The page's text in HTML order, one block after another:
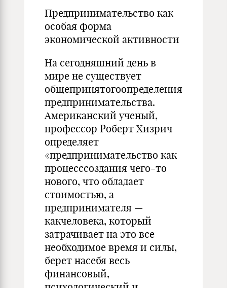
Предпринимательство как
особая форма
экономической активности
На сегодняшний день в
мире не существует
общепринятогоопределения
предпринимательства.
Американский ученый,
профессор Роберт Хизрич
определяет
«предпринимательство как
процесссоздания чего-то
нового, что обладает
стоимостью, а
предпринимателя —
какчеловека, который
затрачивает на это все
необходимое время и силы,
берет насебя весь
финансовый,